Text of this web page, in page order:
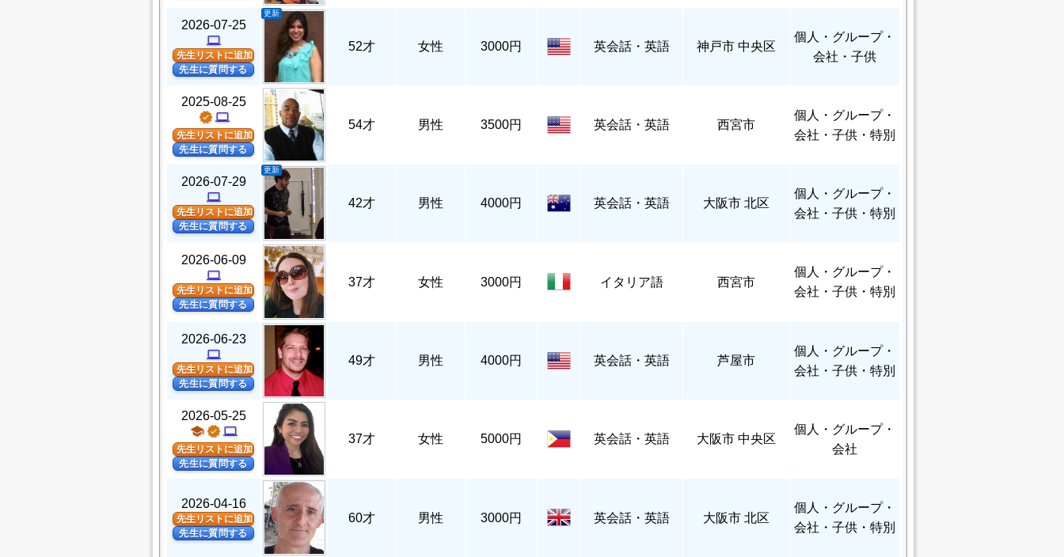
2026-07-25
computer
先生リストに追加
先生に質問する
更新
52才 女性 3000円 英会話・英語 神戸市 中央区
個人
・グループ・
会社・子供
2025-08-25
verified computer
先生リストに追加
先生に質問する
54才 男性 3500円 英会話・英語 西宮市
個人
・グループ・
会社・子供・特別
2026-07-29
computer
先生リストに追加
先生に質問する
更新
42才 男性 4000円 英会話・英語 大阪市 北区
個人
・グループ・
会社・子供・特別
2026-06-09
computer
先生リストに追加
先生に質問する
37才 女性 3000円 イタリア語 西宮市
個人
・グループ・
会社・子供・特別
2026-06-23
computer
先生リストに追加
先生に質問する
49才 男性 4000円 英会話・英語 芦屋市
個人
・グループ・
会社・子供・特別
2026-05-25
school verified computer
先生リストに追加
先生に質問する
37才 女性 5000円 英会話・英語 大阪市 中央区
個人
・グループ・
会社
2026-04-16
先生リストに追加
先生に質問する
60才 男性 3000円 英会話・英語 大阪市 北区
個人
・グループ・
会社・子供・特別